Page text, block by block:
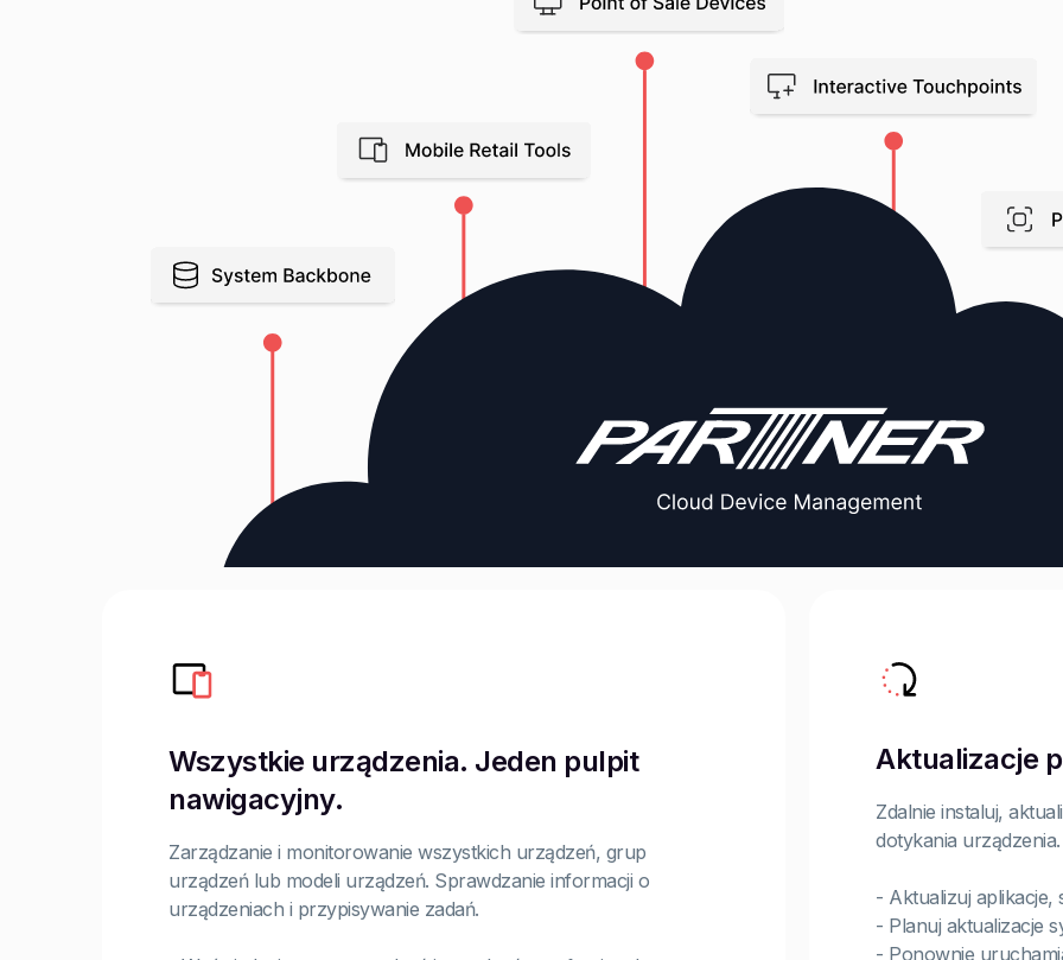
Wszystkie urządzenia. Jeden pulpit
nawigacyjny.
Zarządzanie i monitorowanie wszystkich urządzeń, grup
urządzeń lub modeli urządzeń. Sprawdzanie informacji o
urządzeniach i przypisywanie zadań.
Aktualizacje
Zdalnie instaluj,
dotykania urządzenia.
- Aktualizuj aplikacje,
- Planuj aktualizacje
- Ponownie